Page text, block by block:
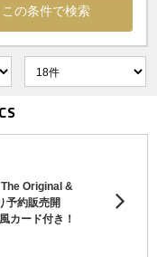
The Original &
予約販売開
カード付き！